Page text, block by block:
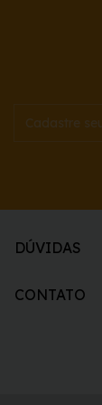
DÚVIDAS
CONTATO